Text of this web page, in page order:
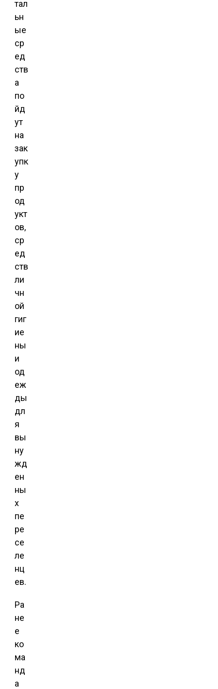
тал
ьн
ые
ср
ед
ств
а
по
йд
ут
на
зак
упк
у
пр
од
укт
ов,
ср
ед
ств
ли
чн
ой
гиг
ие
ны
и
од
еж
ды
дл
я
вы
ну
жд
ен
ны
х
пе
ре
се
ле
нц
ев.
Ра
не
е
ко
ма
нд
а